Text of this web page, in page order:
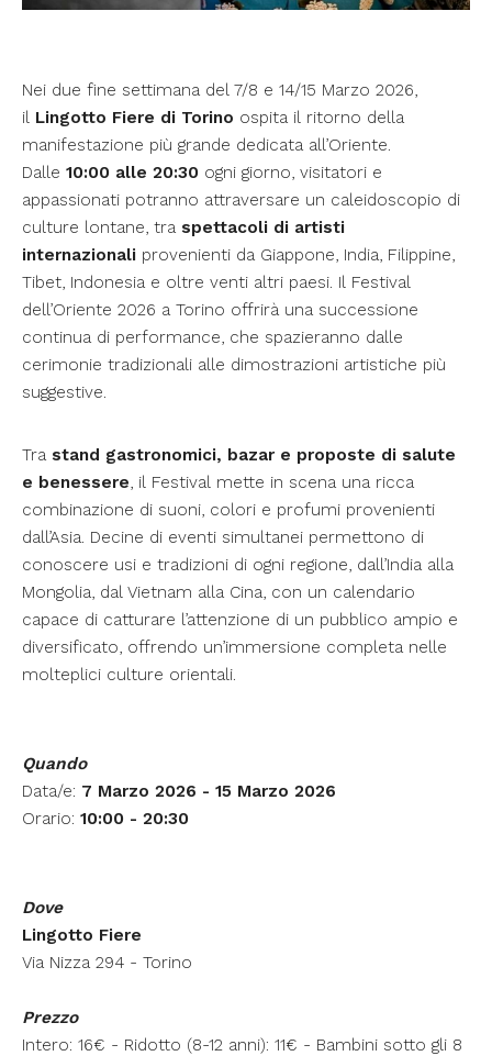
Nei due fine settimana del 7/8 e 14/15 Marzo 2026,
il Lingotto Fiere di Torino ospita il ritorno della
manifestazione più grande dedicata all’Oriente.
Dalle10:00 alle 20:30 ogni giorno, visitatori e
appassionati potranno attraversare un caleidoscopio di
culture lontane, tra spettacoli di artisti
internazionali provenienti da Giappone, India, Filippine,
Tibet, Indonesia e oltre venti altri paesi. Il Festival
dell’Oriente 2026 a Torino offrirà una successione
continua di performance, che spazieranno dalle
cerimonie tradizionali alle dimostrazioni artistiche più
suggestive.
Tra stand gastronomici, bazar e proposte di salute
e benessere , il Festival mette in scena una ricca
combinazione di suoni, colori e profumi provenienti
dall’Asia. Decine di eventi simultanei permettono di
conoscere usi e tradizioni di ogni regione, dall’India alla
Mongolia, dal Vietnam alla Cina, con un calendario
capace di catturare l’attenzione di un pubblico ampio e
diversificato, offrendo un’immersione completa nelle
molteplici culture orientali.
Quando
Data/e: 7 Marzo 2026 - 15 Marzo 2026
Orario:10:00 - 20:30
Dove
Lingotto Fiere
Via Nizza 294 - Torino
Prezzo
Intero: 16€ - Ridotto (8-12 anni): 11€ - Bambini sotto gli 8